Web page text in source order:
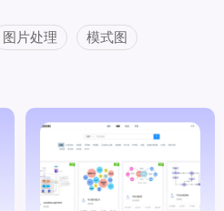
图片处理 模式图